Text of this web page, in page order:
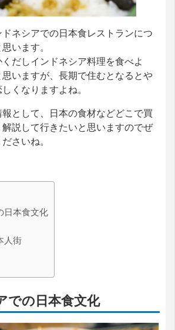
ネシアでの日本食レストランにつ
います。
だしインドネシア料理を食べよ
いますが、長期で住むとなるとや
くなりますよね。
として、日本の食材などどこで買
説して行きたいと思いますのでぜ
さいね。
日本食文化
人街
での日本食文化